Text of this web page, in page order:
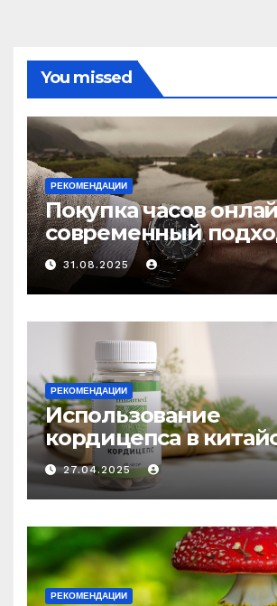
You missed
РЕКОМЕНДАЦИИ
Покупка часов
современный
выбору аксессуаров
31.08.2025
РЕКОМЕНДАЦИИ
Использование
кордицепса в
медицине:
средство против
и истощения
27.04.2025
РЕКОМЕНДАЦИИ